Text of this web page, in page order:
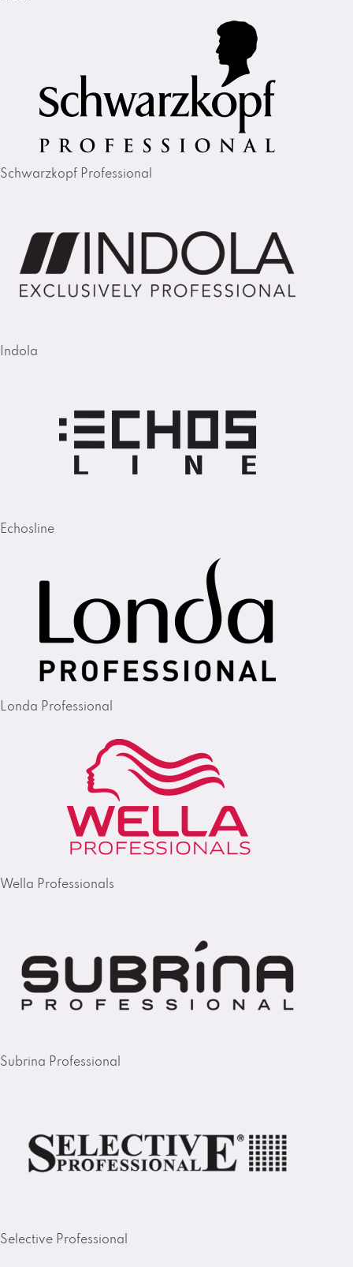
Schwarzkopf Professional
Indola
Echosline
Londa Professional
Wella Professionals
Subrina Professional
Selective Professional